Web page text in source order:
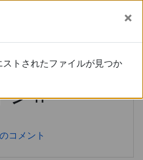
アクセスを利用しています (ロ
クショナ
ンⅡ
コメント
トされたファイルが見つか
トされたファイルが見つか